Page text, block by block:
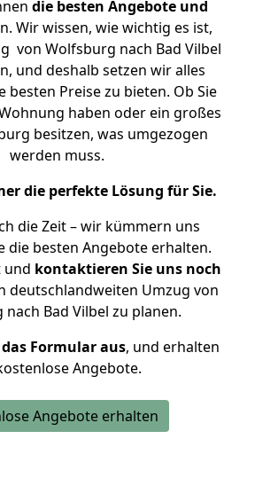
die besten Angebote und
Wir wissen, wie wichtig es ist,
von Wolfsburg nach Bad Vilbel
und deshalb setzen wir alles
besten Preise zu bieten. Ob Sie
haben oder ein großes
besitzen, was umgezogen
werden muss.
die perfekte Lösung für Sie.
die Zeit – wir kümmern uns
die besten Angebote erhalten.
und kontaktieren Sie uns noch
deutschlandweiten Umzug von
Bad Vilbel zu planen.
Formular aus, und erhalten
Angebote.
Angebote erhalten